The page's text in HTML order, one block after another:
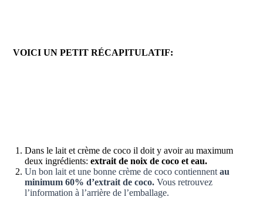
VOICI UN PETIT RÉCAPITULATIF:
Dans le lait et crème de coco il doit y avoir au maximum
deux ingrédients: extrait de noix de coco et eau.
Un bon lait et une bonne crème de coco contiennent au
minimum 60% d’extrait de coco. Vous retrouvez
l’information à l’arrière de l’emballage.